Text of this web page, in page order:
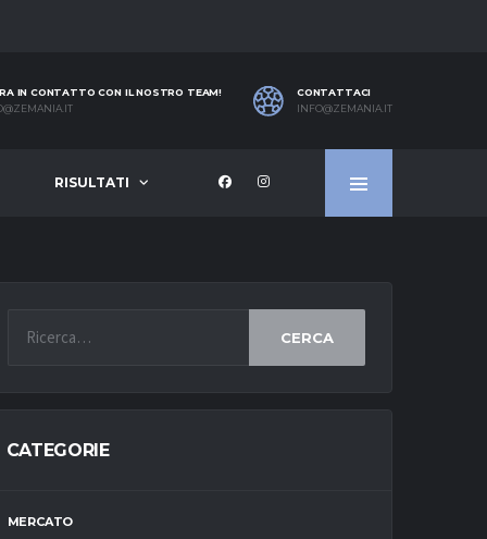
IN CONTATTO CON IL NOSTRO TEAM!
CONTATTACI
INFO@ZEMANIA.IT
RISULTATI
CERCA
CATEGORIE
MERCATO